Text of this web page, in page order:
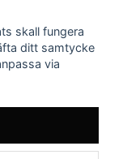
skall fungera
ditt samtycke
via